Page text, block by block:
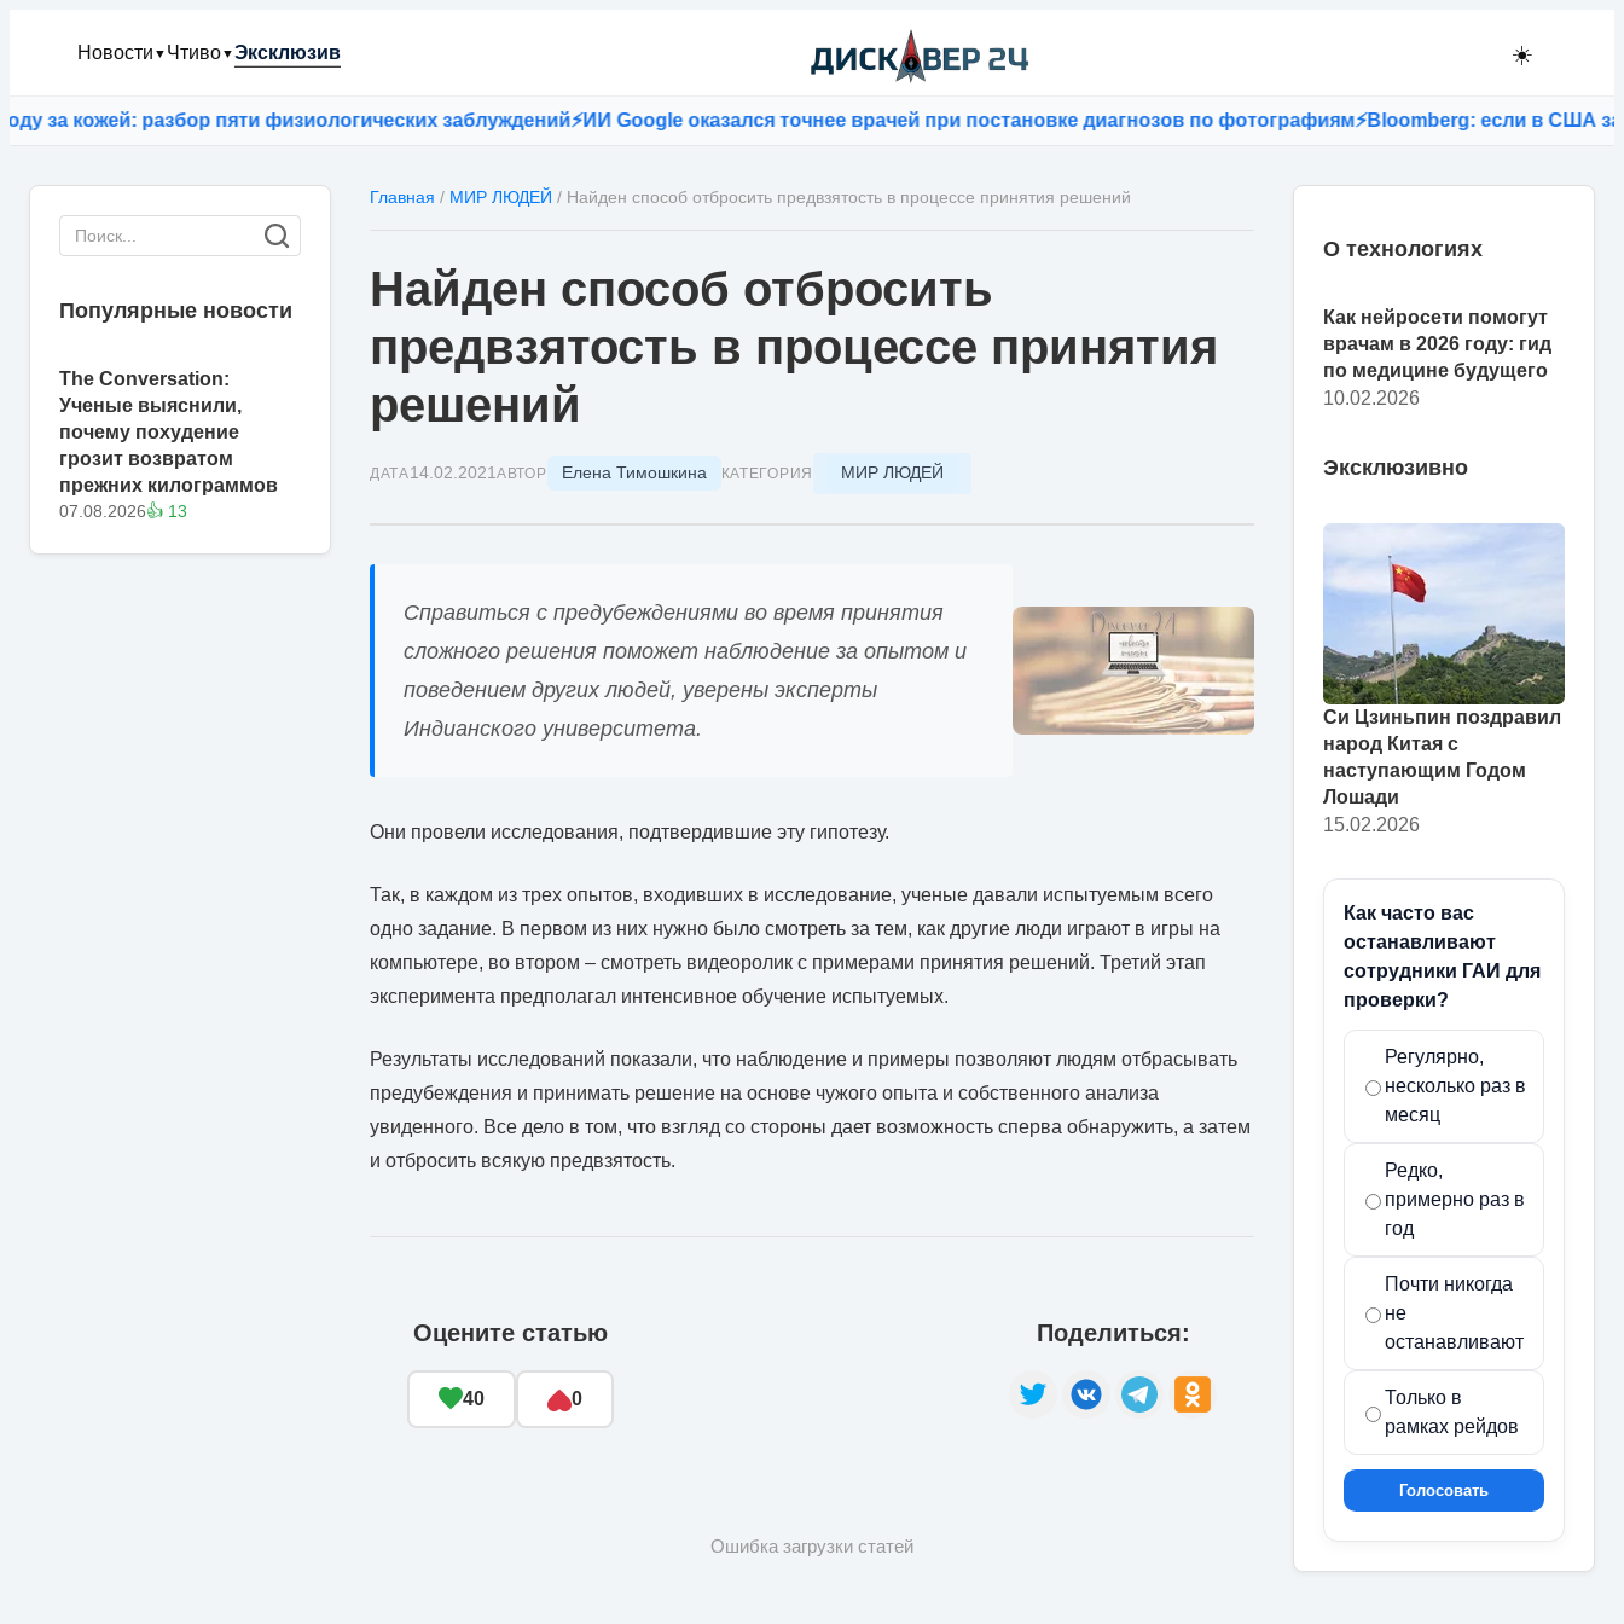
Новости ▼ Чтиво▼Эксклюзив ☀️
кожей: разбор пяти физиологических заблуждений⚡ИИ Google оказался точнее врачей при постановке диагнозов по фотографиям⚡Bloomberg: если в США
Популярные новости
The Conversation:
Ученые выяснили,
почему похудение
грозит возвратом
прежних килограммов
07.08.2026👍 13
Главная / МИР ЛЮДЕЙ / Найден способ отбросить предвзятость в процессе принятия решений
Найден способ отбросить
предвзятость в процессе принятия
решений
ДАТА14.02.2021 АВТОР Елена Тимошкина КАТЕГОРИЯ МИР ЛЮДЕЙ
Справиться с предубеждениями во время принятия
сложного решения поможет наблюдение за опытом и
поведением других людей, уверены эксперты
Индианского университета.
Они провели исследования, подтвердившие эту гипотезу.
Так, в каждом из трех опытов, входивших в исследование, ученые давали испытуемым всего
одно задание. В первом из них нужно было смотреть за тем, как другие люди играют в игры на
компьютере, во втором – смотреть видеоролик с примерами принятия решений. Третий этап
эксперимента предполагал интенсивное обучение испытуемых.
Результаты исследований показали, что наблюдение и примеры позволяют людям отбрасывать
предубеждения и принимать решение на основе чужого опыта и собственного анализа
увиденного. Все дело в том, что взгляд со стороны дает возможность сперва обнаружить, а затем
и отбросить всякую предвзятость.
Оцените статью
40 0
Поделиться:
Ошибка загрузки статей
О технологиях
Как нейросети помогут
врачам в 2026 году: гид
по медицине будущего
10.02.2026
Эксклюзивно
Си Цзиньпин поздравил
народ Китая с
наступающим Годом
Лошади
15.02.2026
Как часто вас
останавливают
сотрудники ГАИ для
проверки?
Регулярно,
несколько раз в
месяц
Редко,
примерно раз в
год
Почти никогда
не
останавливают
Только в
рамках рейдов
Голосовать